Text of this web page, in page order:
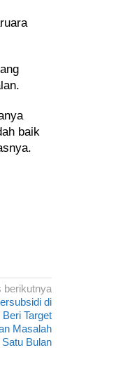
baik
berikutnya
di
Target
Masalah
Bulan